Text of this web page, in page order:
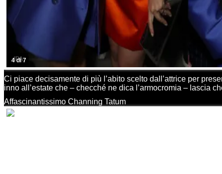
IPA
4 di 7
Ci piace decisamente di più l’abito scelto dall’attrice per
inno all’estate che – checché ne dica l’armocromia – lascia
Affascinantissimo Channing Tatum